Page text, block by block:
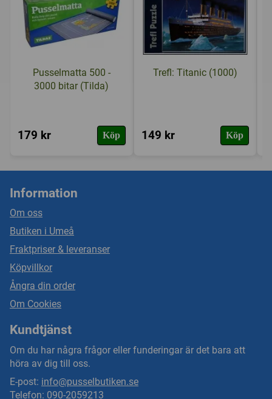
Pusselmatta 500 -
3000 bitar (Tilda)
179 kr Köp
Trefl: Titanic (1000)
149 kr Köp
Information
Om oss
Butiken i Umeå
Fraktpriser & leveranser
Köpvillkor
Ångra din order
Om Cookies
Kundtjänst
Om du har några frågor eller funderingar är det bara att
höra av dig till oss.
E-post: info@pusselbutiken.se
Telefon: 090-2059213